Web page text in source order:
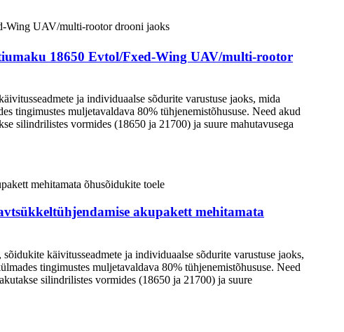
18650 Evtol/Fxed-Wing UAV/multi-rootor
ja individuaalse sõdurite varustuse jaoks, mida
tingimustes muljetavaldava 80% tühjenemistõhususe. Need akud
silindrilistes vormides (18650 ja 21700) ja suure mahutavusega
akupakett mehitamata
käivitusseadmete ja individuaalse sõdurite varustuse jaoks,
tingimustes muljetavaldava 80% tühjenemistõhususe. Need
silindrilistes vormides (18650 ja 21700) ja suure